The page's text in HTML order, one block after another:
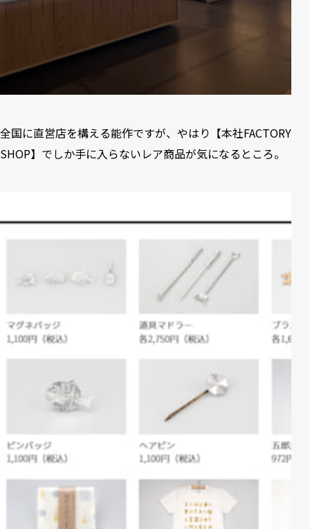
全国に直営店を構える能作ですが、やはり【本社FACTORY
SHOP】でしか手に入らないレア商品が気になるところ。